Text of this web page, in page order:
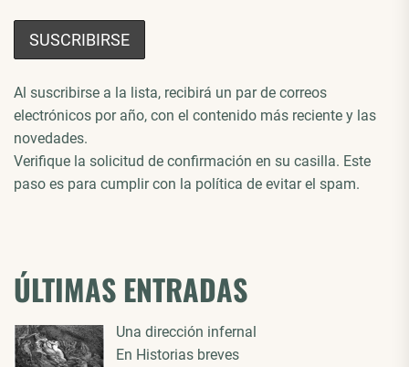
Al suscribirse a la lista, recibirá un par de correos
electrónicos por año, con el contenido más reciente y las
novedades.
Verifique la solicitud de confirmación en su casilla. Este
paso es para cumplir con la política de evitar el spam.
ÚLTIMAS ENTRADAS
Una dirección infernal
En Historias breves